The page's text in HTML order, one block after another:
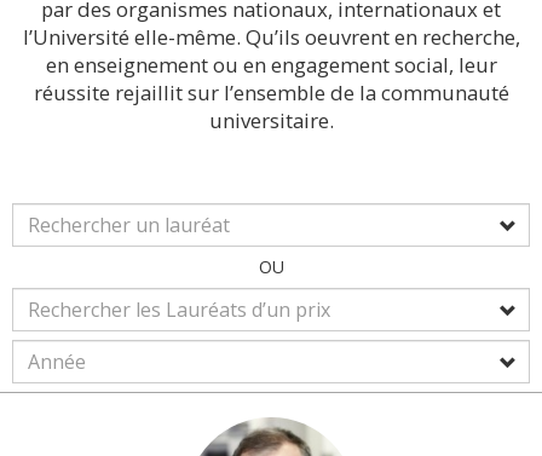
par des organismes nationaux, internationaux et
l’Université elle-même. Qu’ils oeuvrent en recherche,
en enseignement ou en engagement social, leur
réussite rejaillit sur l’ensemble de la communauté
universitaire.
OU